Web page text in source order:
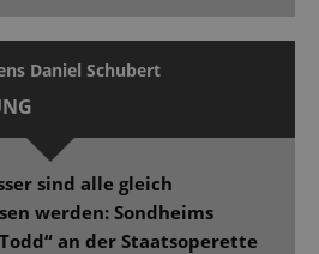
Daniel Schubert
sind alle gleich
werden: Sondheims
an der Staatsoperette